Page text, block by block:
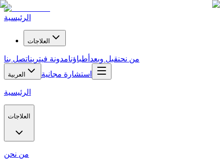
الرئيسية
العلاجات
من نحنقبل وبعد أطباؤنامدونة فيتريناتصل بنا
العربية استشارة مجانية
الرئيسية
العلاجات
من نحن